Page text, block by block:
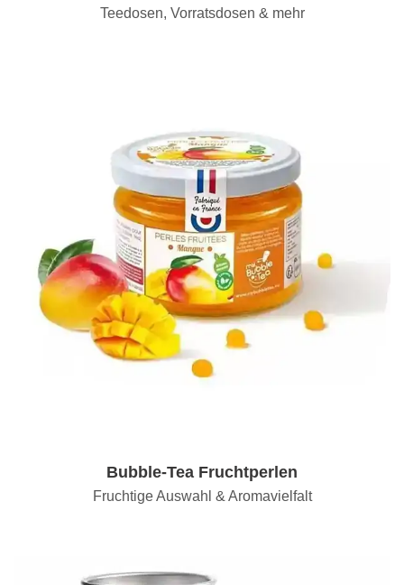
Teedosen, Vorratsdosen & mehr
Bubble-Tea Fruchtperlen
Fruchtige Auswahl & Aromavielfalt